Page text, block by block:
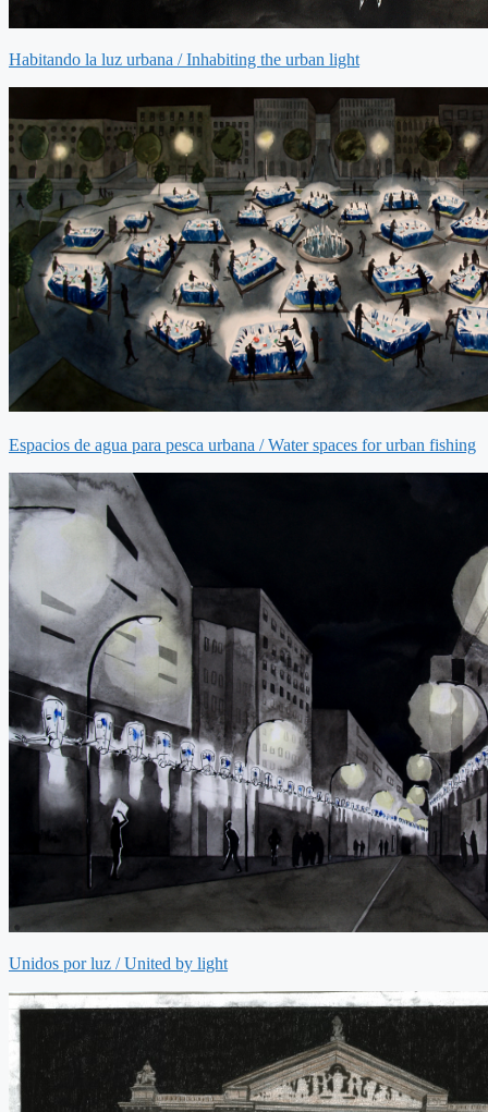
Habitando la luz urbana / Inhabiting the urban light
Espacios de agua para pesca urbana / Water spaces for urban fishing
Unidos por luz / United by light